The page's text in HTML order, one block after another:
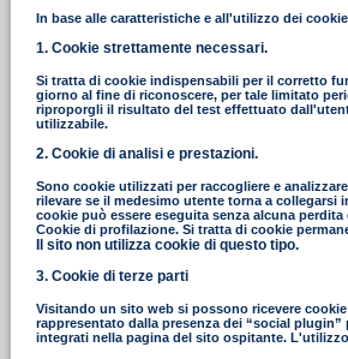
In base alle caratteristiche e all'utilizzo dei
1. Cookie strettamente necessari.
Si tratta di cookie indispensabili per il corretto
giorno al fine di riconoscere, per tale limitato
riproporgli il risultato del test effettuato
utilizzabile.
2. Cookie di analisi e prestazioni.
Sono cookie utilizzati per raccogliere e
rilevare se il medesimo utente torna a
cookie può essere eseguita senza alcuna
Cookie di profilazione. Si tratta di cookie
Il sito non utilizza cookie di questo tipo.
3. Cookie di terze parti
Visitando un sito web si possono ricevere
rappresentato dalla presenza dei “social
integrati nella pagina del sito ospitante.